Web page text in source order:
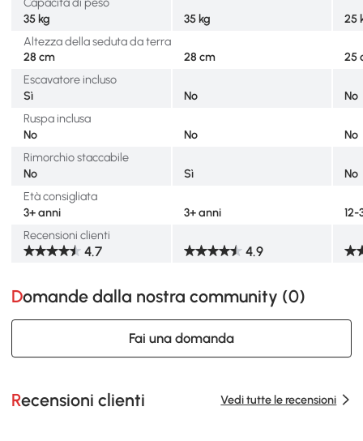
35 kg
35 kg
25
Altezza della seduta da terra
28 cm
28 cm
25
Escavatore incluso
Sì
No
No
Ruspa inclusa
No
No
No
Rimorchio staccabile
No
Sì
No
Età consigliata
3+ anni
3+ anni
12-
Recensioni clienti
4.7 4.9
Domande dalla nostra community (0)
Fai una domanda
Recensioni clienti Vedi tutte le recensioni